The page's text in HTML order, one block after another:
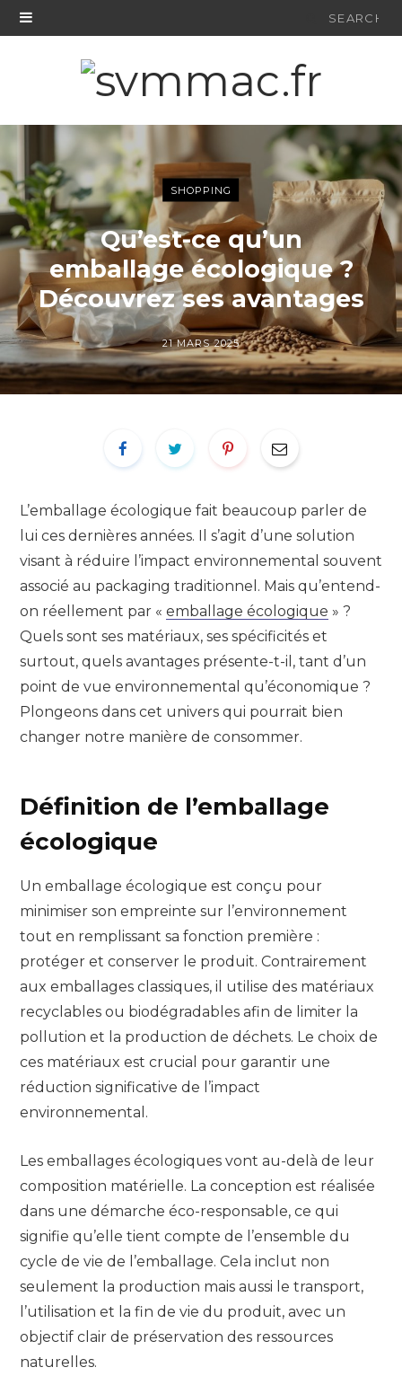
Search
SHOPPING
Qu’est-ce qu’un
emballage écologique ?
Découvrez ses avantages
21 MARS 2025
L’emballage écologique fait beaucoup parler de
lui ces dernières années. Il s’agit d’une solution
visant à réduire l’impact environnemental souvent
associé au packaging traditionnel. Mais qu’entend-
on réellement par « emballage écologique » ?
Quels sont ses matériaux, ses spécificités et
surtout, quels avantages présente-t-il, tant d’un
point de vue environnemental qu’économique ?
Plongeons dans cet univers qui pourrait bien
changer notre manière de consommer.
Définition de l’emballage
écologique
Un emballage écologique est conçu pour
minimiser son empreinte sur l’environnement
tout en remplissant sa fonction première :
protéger et conserver le produit. Contrairement
aux emballages classiques, il utilise des matériaux
recyclables ou biodégradables afin de limiter la
pollution et la production de déchets. Le choix de
ces matériaux est crucial pour garantir une
réduction significative de l’impact
environnemental.
Les emballages écologiques vont au-delà de leur
composition matérielle. La conception est réalisée
dans une démarche éco-responsable, ce qui
signifie qu’elle tient compte de l’ensemble du
cycle de vie de l’emballage. Cela inclut non
seulement la production mais aussi le transport,
l’utilisation et la fin de vie du produit, avec un
objectif clair de préservation des ressources
naturelles.